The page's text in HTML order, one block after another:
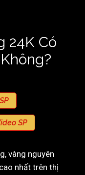
24K Có
SP
vàng nguyên
nhất trên thị